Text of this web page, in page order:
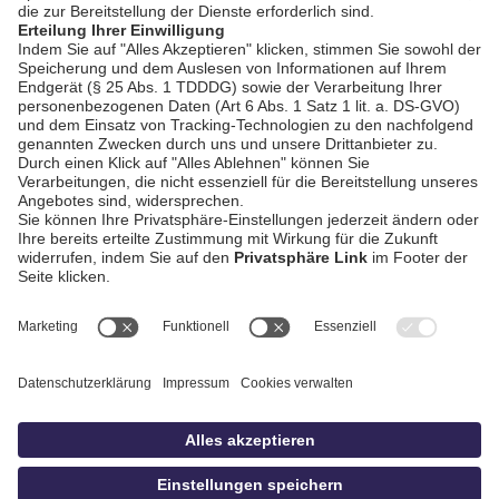
AGB / Gewinnspiele
Datenschutz
Impressum
idowa